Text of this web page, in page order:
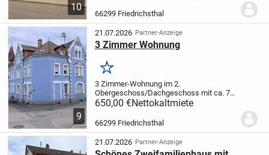
10
perspektivische Selbstnutzer. Die
Immobilie befindet sich in ruhiger
Wohnlage auf einem...
66299 Friedrichsthal
9
21.07.2026 Partner-Anzeige
3 Zimmer Wohnung
Merken
3 Zimmer-Wohnung im 2.
Obergeschoss/Dachgeschoss mit ca. 70
qm Wohnfläche. Austattung Voll
Klimaanlage Lage Einkaufsmärkte
650,00 €Nettokaltmiete
66299 Friedrichsthal
21.07.2026 Partner-Anzeige